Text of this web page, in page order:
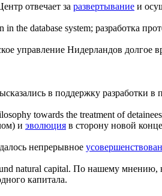
отвечает за развертывание и
in the database system; разработка
управление Нидерландов долгое
в поддержку разработки в
towards the treatment of
и эволюция в сторону новой
непрерывное
natural capital. По нашему мнению,
капитала.